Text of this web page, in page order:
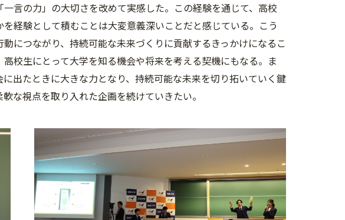
言の力」の大切さを改めて実感した。この経験を通じて、高校
経験として積むことは大変意義深いことだと感じている。こう
につながり、持続可能な未来づくりに貢献するきっかけになるこ
校生にとって大学を知る機会や将来を考える契機にもなる。ま
出たときに大きな力となり、持続可能な未来を切り拓いていく鍵
な視点を取り入れた企画を続けていきたい。